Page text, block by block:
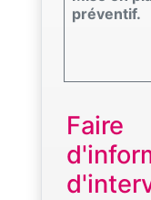
préventif.
Faire